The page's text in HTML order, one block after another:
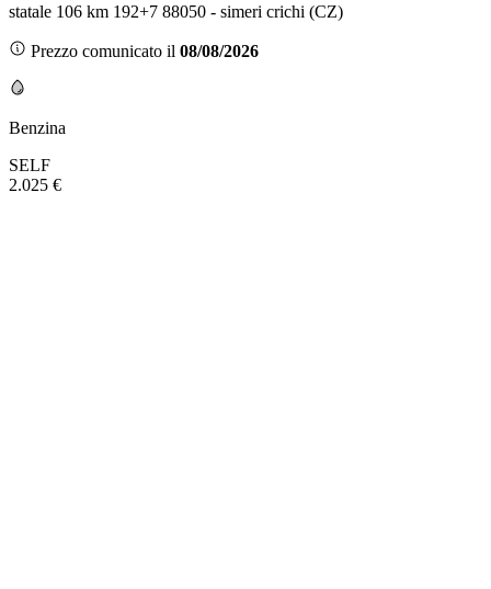
statale 106 km 192+7 88050 - simeri crichi (CZ)
Prezzo comunicato il 08/08/2026
Benzina
SELF
2.025 €